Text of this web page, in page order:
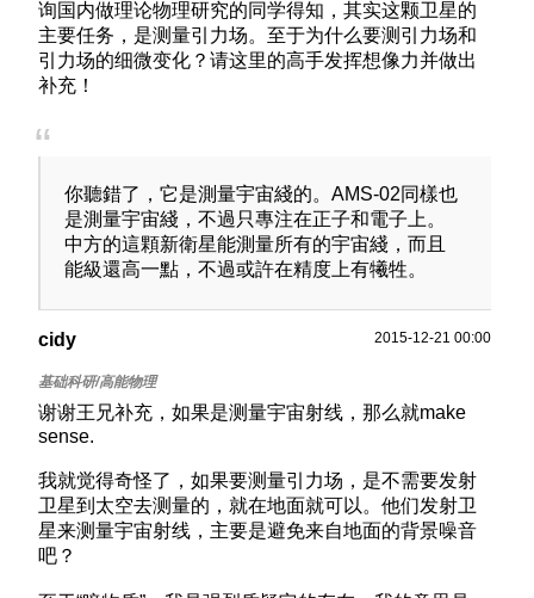
询国内做理论物理研究的同学得知，其实这颗卫星的
主要任务，是测量引力场。至于为什么要测引力场和
引力场的细微变化？请这里的高手发挥想像力并做出
补充！
你聽錯了，它是測量宇宙綫的。AMS-02同樣也
是測量宇宙綫，不過只專注在正子和電子上。
中方的這顆新衛星能測量所有的宇宙綫，而且
能級還高一點，不過或許在精度上有犧牲。
cidy 2015-12-21 00:00
谢谢王兄补充，如果是测量宇宙射线，那么就make
sense.
我就觉得奇怪了，如果要测量引力场，是不需要发射
卫星到太空去测量的，就在地面就可以。他们发射卫
星来测量宇宙射线，主要是避免来自地面的背景噪音
吧？